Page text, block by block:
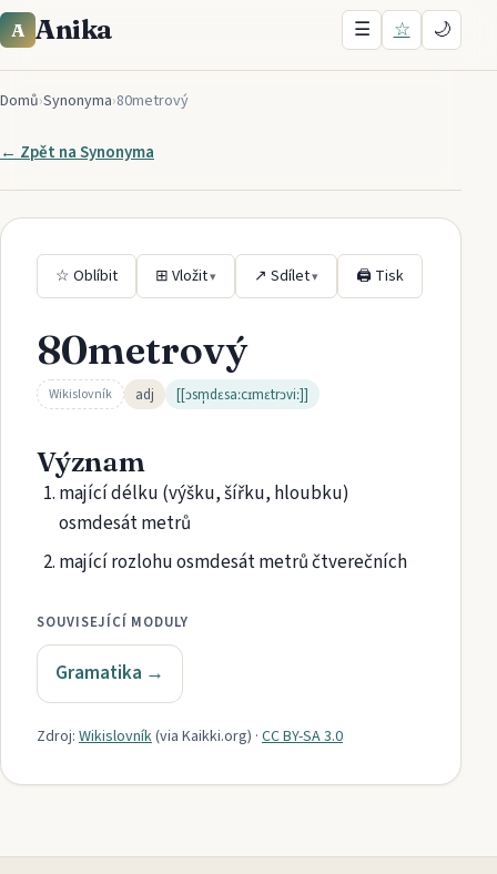
A Anika ☰ ☆ 🌙
Domů›Synonyma›80metrový
← Zpět naSynonyma
☆ Oblíbit ⊞ Vložit▾ ↗ Sdílet▾ 🖨 Tisk
80metrový
Wikislovník adj [[ɔsm̩dɛsaːcɪmɛtrɔviː]]
Význam
mající délku (výšku, šířku, hloubku)
osmdesát metrů
mající rozlohu osmdesát metrů čtverečních
SOUVISEJÍCÍ MODULY
Gramatika →
Zdroj: Wikislovník(via Kaikki.org) · CC BY-SA 3.0